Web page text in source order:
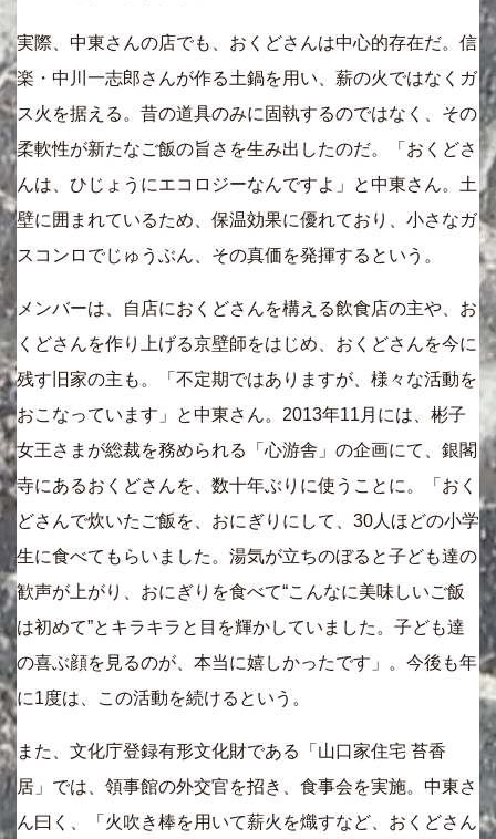
実際、中東さんの店でも、おくどさんは中心的存在だ。信
楽・中川一志郎さんが作る土鍋を用い、薪の火ではなくガ
ス火を据える。昔の道具のみに固執するのではなく、その
柔軟性が新たなご飯の旨さを生み出したのだ。「おくどさ
んは、ひじょうにエコロジーなんですよ」と中東さん。土
壁に囲まれているため、保温効果に優れており、小さなガ
スコンロでじゅうぶん、その真価を発揮するという。
メンバーは、自店におくどさんを構える飲食店の主や、お
くどさんを作り上げる京壁師をはじめ、おくどさんを今に
残す旧家の主も。「不定期ではありますが、様々な活動を
おこなっています」と中東さん。2013年11月には、彬子
女王さまが総裁を務められる「心游舎」の企画にて、銀閣
寺にあるおくどさんを、数十年ぶりに使うことに。「おく
どさんで炊いたご飯を、おにぎりにして、30人ほどの小学
生に食べてもらいました。湯気が立ちのぼると子ども達の
歓声が上がり、おにぎりを食べて“こんなに美味しいご飯
は初めて”とキラキラと目を輝かしていました。子ども達
の喜ぶ顔を見るのが、本当に嬉しかったです」。今後も年
に1度は、この活動を続けるという。
また、文化庁登録有形文化財である「山口家住宅 苔香
居」では、領事館の外交官を招き、食事会を実施。中東さ
ん曰く、「火吹き棒を用いて薪火を熾すなど、おくどさん